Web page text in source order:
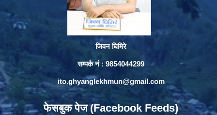
जिवन घिमिरे
सम्पर्क नं : 9854044299
ito.ghyanglekhmun@gmail.com
फेसबुक पेज (Facebook Feeds)